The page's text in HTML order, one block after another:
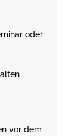
oder
vor dem